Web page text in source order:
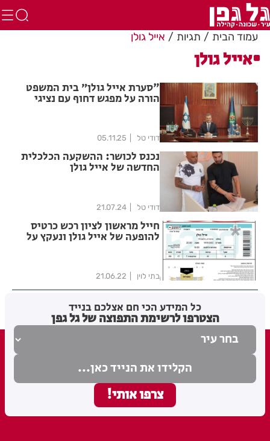
עמוד הבית תגיות אייל גולן
אייל גולן
"סערת אייל גולן״ בית המשפט
הורה על מפגש דחוף עם נציגי
דודי טל 05.11.25
נכנס לכושר: ההשקעה הכלכלית
החדשה של אייל גולן
דודי טל 21.07.24
חייל מראשון לציון רכש כרטיס
להופעה של אייל גולן ונעקץ על
בתי לוין 21.06.22
כל המידע הכי חם אצלכם בנייד
הצטרפו לרשימת התפוצה של גל גפן